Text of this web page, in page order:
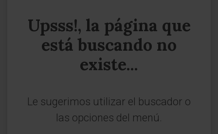
Upsss!, la página que
está buscando no
existe...
Le sugerimos utilizar el buscador o
las opciones del menú.